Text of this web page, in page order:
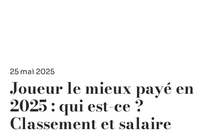
25 mai 2025
Joueur le mieux payé en
2025 : qui est-ce ?
Classement et salaire